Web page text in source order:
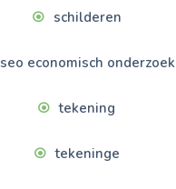
schilderen
seo economisch onderzoek
tekening
tekeninge